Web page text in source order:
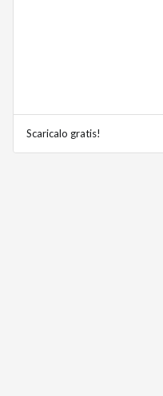
Scaricalo gratis!